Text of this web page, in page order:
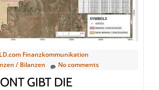
Finanzkommunikation
/ Bilanzen No comments
GIBT DIE